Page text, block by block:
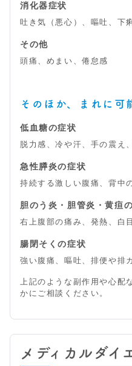
消化器症状
吐き気（悪心）、嘔吐、下
その他
頭痛、めまい、倦怠感
そのほか、まれに可
低血糖の症状
脱力感、冷や汗、手の震え
急性膵炎の症状
持続する激しい腹痛、背中
胆のう炎・胆管炎・黄疸
右上腹部の痛み、発熱、白
腸閉そくの症状
強い腹痛、嘔吐、排便や排
上記のような副作用や心配
かにご相談ください。
メディカルダイ